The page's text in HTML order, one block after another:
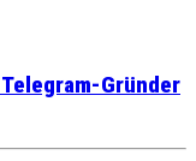
Gründer